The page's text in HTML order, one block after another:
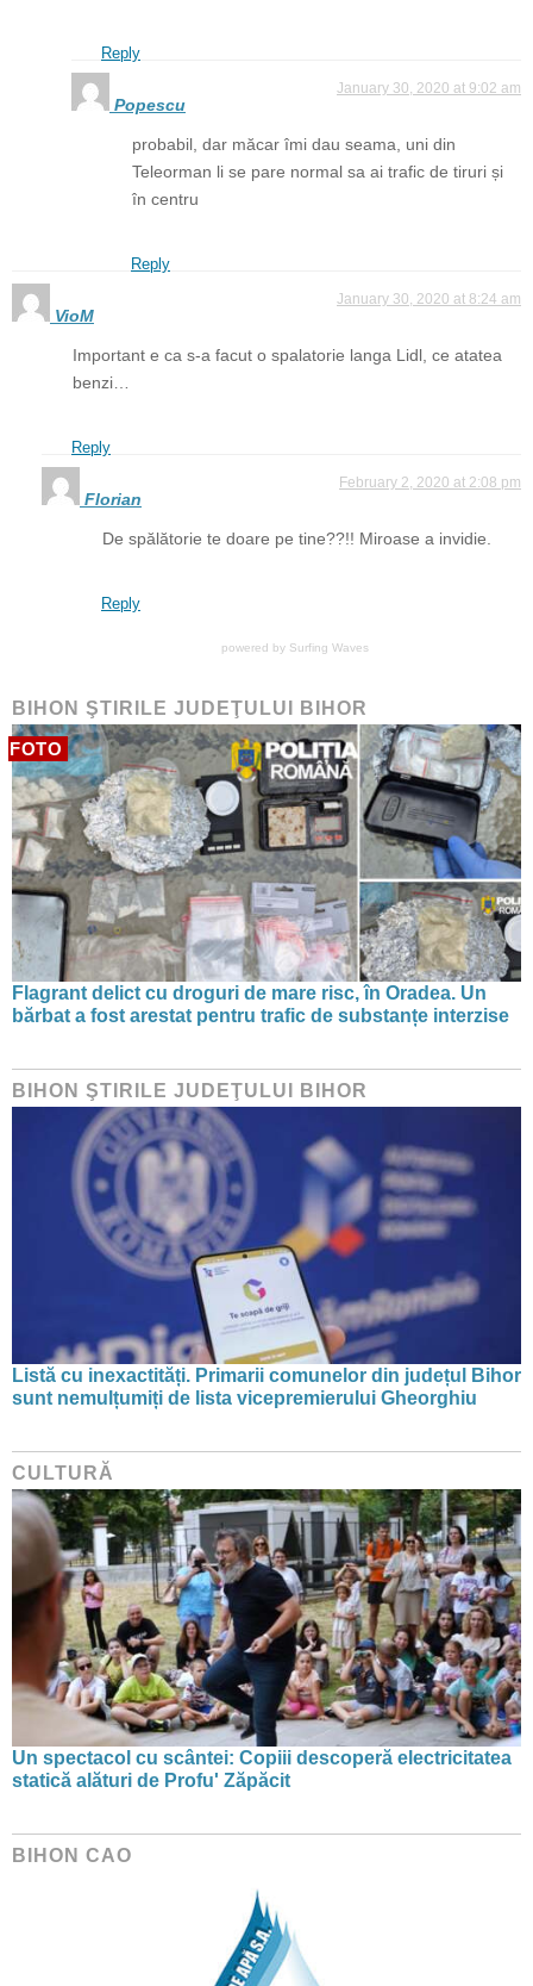
Reply
Popescu
January 30, 2020 at 9:02 am
probabil, dar măcar îmi dau seama, uni din
Teleorman li se pare normal sa ai trafic de tiruri și
în centru
Reply
VioM
January 30, 2020 at 8:24 am
Important e ca s-a facut o spalatorie langa Lidl, ce atatea
benzi…
Reply
Florian
February 2, 2020 at 2:08 pm
De spălătorie te doare pe tine??!! Miroase a invidie.
Reply
powered by Surfing Waves
BIHON ŞTIRILE JUDEŢULUI BIHOR
FOTO
Flagrant delict cu droguri de mare risc, în Oradea. Un
bărbat a fost arestat pentru trafic de substanțe interzise
BIHON ŞTIRILE JUDEŢULUI BIHOR
Listă cu inexactități. Primarii comunelor din județul Bihor
sunt nemulțumiți de lista vicepremierului Gheorghiu
CULTURĂ
Un spectacol cu scântei: Copiii descoperă electricitatea
statică alături de Profu' Zăpăcit
BIHON CAO